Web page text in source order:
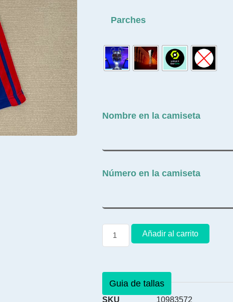
Parches
Nombre en la camiseta
Número en la camiseta
Añadir al carrito
Guia de tallas
SKU
10983572